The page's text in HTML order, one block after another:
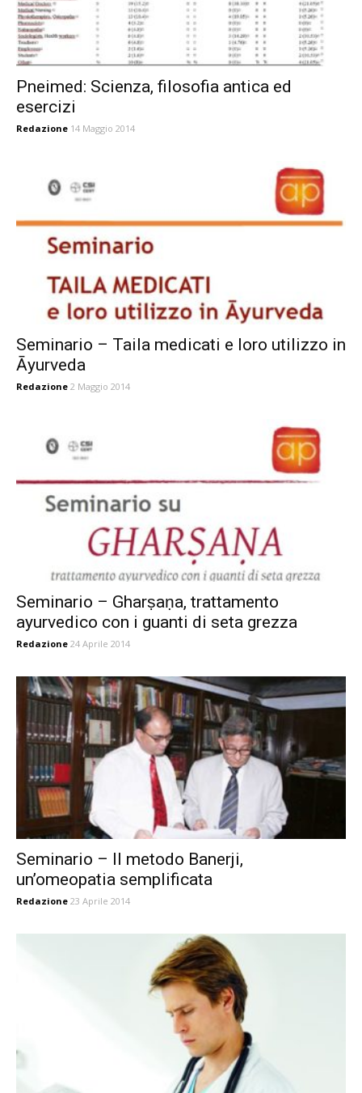
Pneimed: Scienza, filosofia antica ed
esercizi
Redazione 14 Maggio 2014
Seminario – Taila medicati e loro utilizzo in
Āyurveda
Redazione 2 Maggio 2014
Seminario – Gharṣaṇa, trattamento
ayurvedico con i guanti di seta grezza
Redazione 24 Aprile 2014
Seminario – Il metodo Banerji,
un’omeopatia semplificata
Redazione 23 Aprile 2014